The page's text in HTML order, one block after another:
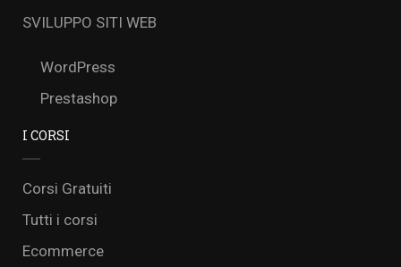
SVILUPPO SITI WEB
WordPress
Prestashop
I CORSI
Corsi Gratuiti
Tutti i corsi
Ecommerce